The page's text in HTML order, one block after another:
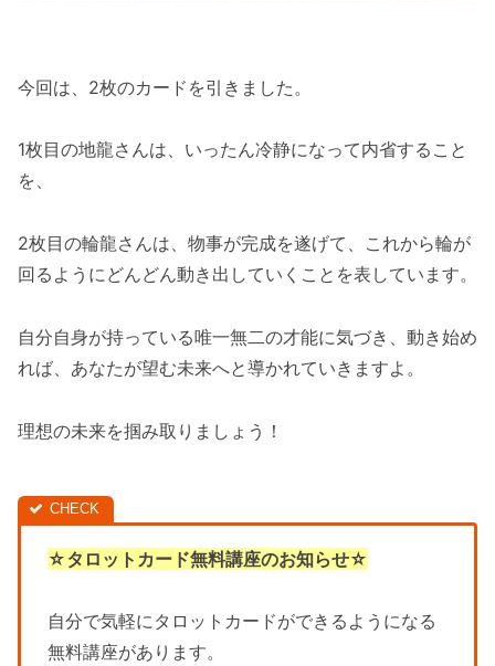
今回は、2枚のカードを引きました。
1枚目の地龍さんは、いったん冷静になって内省すること
を、
2枚目の輪龍さんは、物事が完成を遂げて、これから輪が
回るようにどんどん動き出していくことを表しています。
自分自身が持っている唯一無二の才能に気づき、動き始め
れば、あなたが望む未来へと導かれていきますよ。
理想の未来を掴み取りましょう！
☆タロットカード無料講座のお知らせ☆
自分で気軽にタロットカードができるようになる
無料講座があります。